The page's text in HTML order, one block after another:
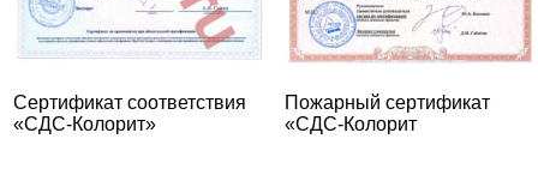
Сертификат соответствия
«СДС-Колорит»
Пожарный сертификат
«СДС-Колорит